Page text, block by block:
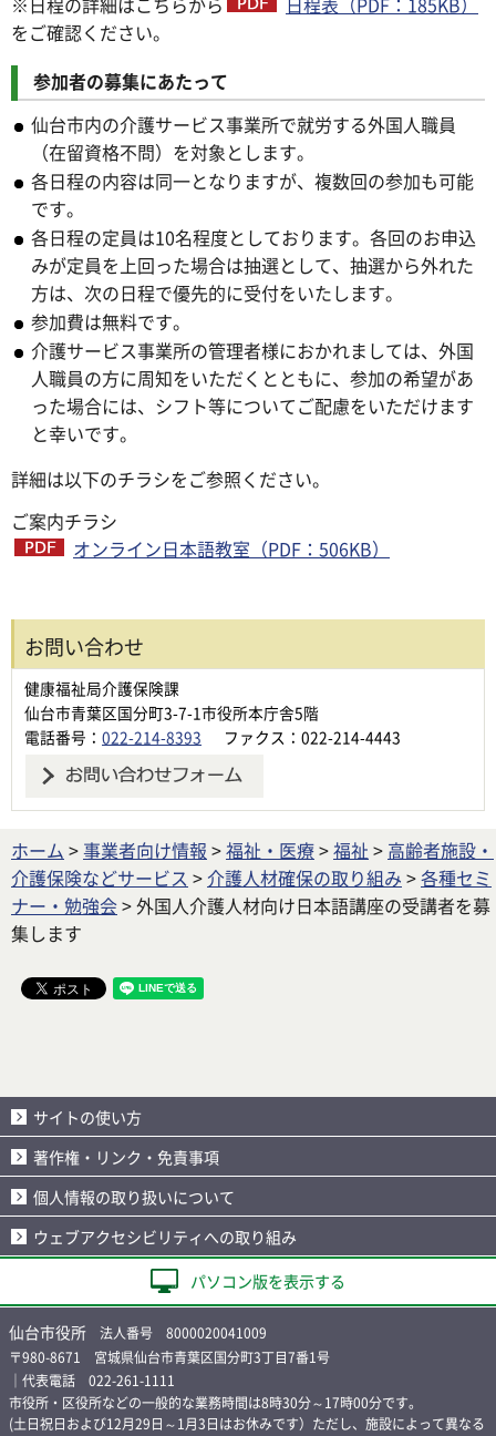
をご確認ください。
参加者の募集にあたって
仙台市内の介護サービス事業所で就労する外国人職員
（在留資格不問）を対象とします。
各日程の内容は同一となりますが、複数回の参加も可能
です。
各日程の定員は10名程度としております。各回のお申込
みが定員を上回った場合は抽選として、抽選から外れた
方は、次の日程で優先的に受付をいたします。
参加費は無料です。
介護サービス事業所の管理者様におかれましては、外国
人職員の方に周知をいただくとともに、参加の希望があ
った場合には、シフト等についてご配慮をいただけます
と幸いです。
詳細は以下のチラシをご参照ください。
ご案内チラシ
オンライン日本語教室（PDF：506KB）
お問い合わせ
健康福祉局介護保険課
仙台市青葉区国分町3-7-1市役所本庁舎5階
電話番号： 022-214-8393 ファクス：022-214-4443
ホーム >事業者向け情報 >福祉・医療>福祉 > 高齢者施設・
介護保険などサービス > 介護人材確保の取り組み >各種セミ
ナー・勉強会> 外国人介護人材向け日本語講座の受講者を募
集します
サイトの使い方
著作権・リンク・免責事項
個人情報の取り扱いについて
ウェブアクセシビリティへの取り組み
パソコン版を表示する
仙台市役所 法人番号 8000020041009
〒980-8671 宮城県仙台市青葉区国分町3丁目7番1号
｜代表電話 022-261-1111
市役所・区役所などの一般的な業務時間は8時30分～17時00分です。
(土日祝日および12月29日～1月3日はお休みです）ただし、施設によって異なる